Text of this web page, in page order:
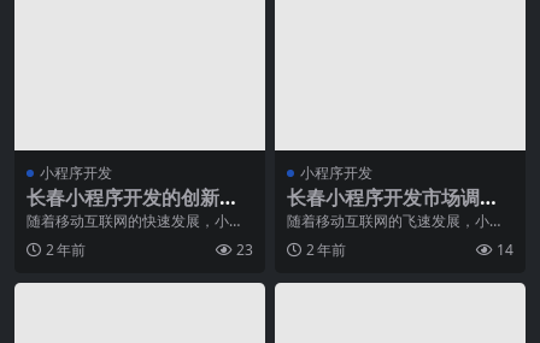
小程序开发
长春小程序开发的创新应
用场景和商业模式解析
随着移动互联网的快速发展，小程
序作为一种新型的应用形式在各个
领域得到了广泛的应用
2 年前 23
小程序开发
长春小程序开发市场调
研，了解项目定位
随着移动互联网的飞速发展，小程
序成为了一种非常受欢迎的移动应
用形式。长春作为中国
2 年前 14